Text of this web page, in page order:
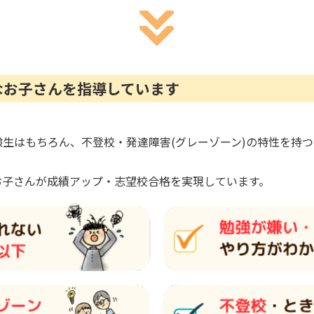
子さんを指導しています
はもちろん、不登校・発達障害(グレーゾーン)の特性を持
さんが成績アップ・志望校合格を実現しています。